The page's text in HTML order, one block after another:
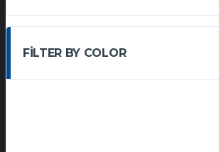
FILTER BY COLOR